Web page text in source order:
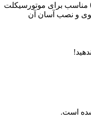
همین امروز هدلایت 2 طرفه فندار کد 06 مناسب برای موتورسیکلت
و نصب آسان آن
است.